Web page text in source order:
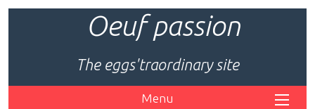
Oeuf passion
The eggs'traordinary site
Menu